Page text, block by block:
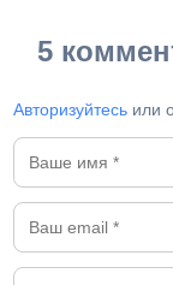
5
Авторизуйтесь или